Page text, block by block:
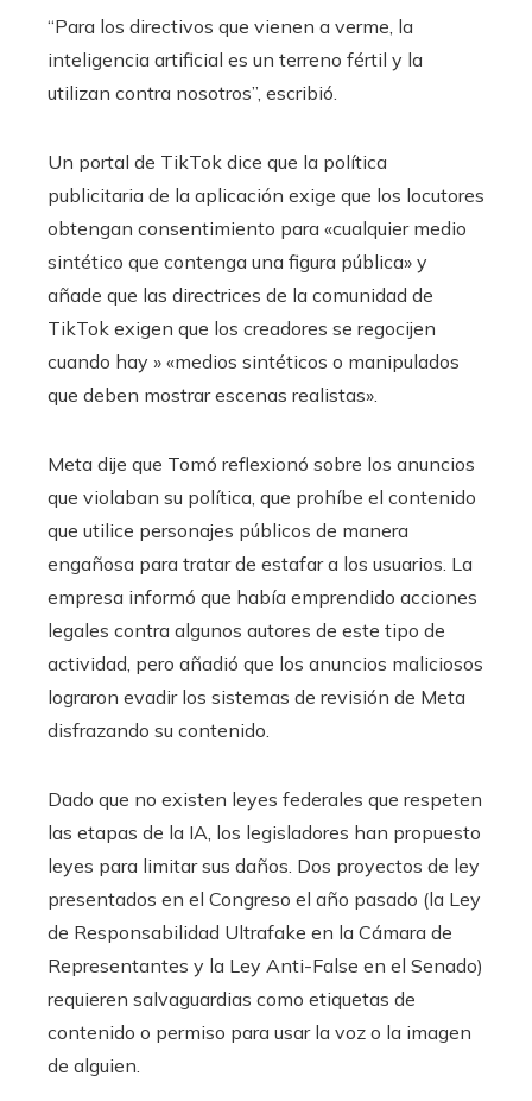
“Para los directivos que vienen a verme, la
inteligencia artificial es un terreno fértil y la
utilizan contra nosotros”, escribió.
Un portal de TikTok dice que la política
publicitaria de la aplicación exige que los locutores
obtengan consentimiento para «cualquier medio
sintético que contenga una figura pública» y
añade que las directrices de la comunidad de
TikTok exigen que los creadores se regocijen
cuando hay » «medios sintéticos o manipulados
que deben mostrar escenas realistas».
Meta dije que Tomó reflexionó sobre los anuncios
que violaban su política, que prohíbe el contenido
que utilice personajes públicos de manera
engañosa para tratar de estafar a los usuarios. La
empresa informó que había emprendido acciones
legales contra algunos autores de este tipo de
actividad, pero añadió que los anuncios maliciosos
lograron evadir los sistemas de revisión de Meta
disfrazando su contenido.
Dado que no existen leyes federales que respeten
las etapas de la IA, los legisladores han propuesto
leyes para limitar sus daños. Dos proyectos de ley
presentados en el Congreso el año pasado (la Ley
de Responsabilidad Ultrafake en la Cámara de
Representantes y la Ley Anti-False en el Senado)
requieren salvaguardias como etiquetas de
contenido o permiso para usar la voz o la imagen
de alguien.